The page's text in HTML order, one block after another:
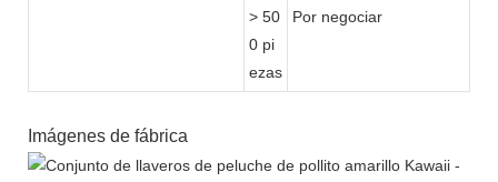
> 50
0 pi
ezas
Por negociar
Imágenes de fábrica